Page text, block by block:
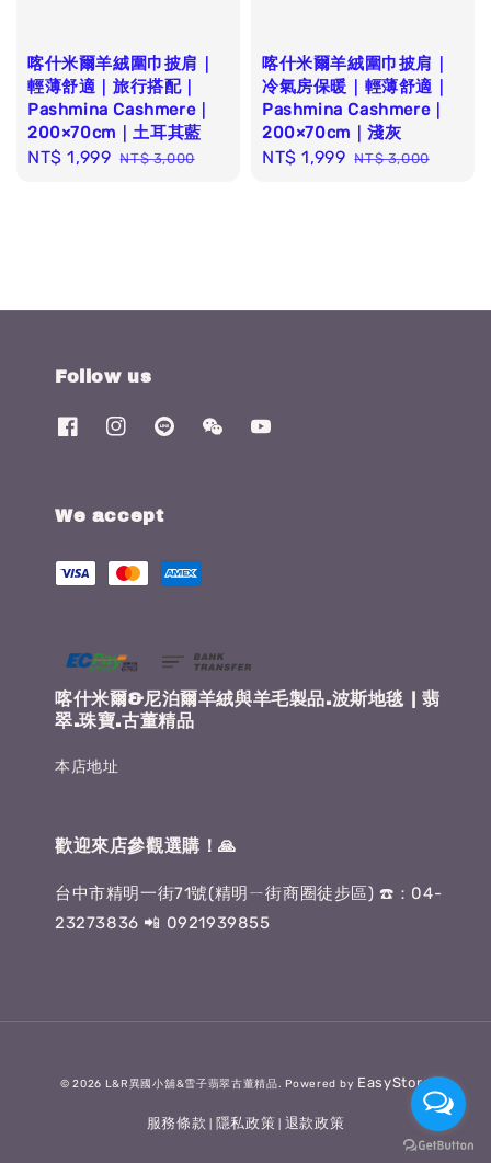
喀什米爾羊絨圍巾披肩｜
輕薄舒適｜旅行搭配｜
Pashmina Cashmere｜
200×70cm｜土耳其藍
Sale
NT$ 1,999 Regular
NT$ 3,000
喀什米爾羊絨圍巾披肩｜
冷氣房保暖｜輕薄舒適｜
Pashmina Cashmere｜
200×70cm｜淺灰
Sale
NT$ 1,999 Regular
NT$ 3,000
Follow us
We accept
喀什米爾&尼泊爾羊絨與羊毛製品.波斯地毯 | 翡
翠.珠寶.古董精品
本店地址
歡迎來店參觀選購！🙏
台中市精明一街71號(精明ㄧ街商圈徒步區) ☎️：04-
23273836 📲 0921939855
© 2026 L&R異國小舖&雪子翡翠古董精品. Powered by EasyStore
服務條款 隱私政策 退款政策